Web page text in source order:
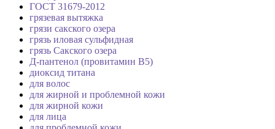
ГОСТ 31679-2012
грязевая вытяжка
грязи сакского озера
грязь иловая сульфидная
грязь Сакского озера
Д-пантенол (провитамин В5)
диоксид титана
для волос
для жирной и проблемной кожи
для жирной кожи
для лица